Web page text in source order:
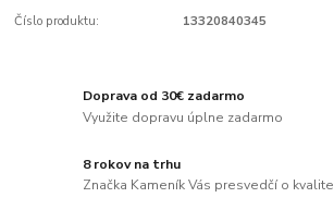
Číslo produktu: 13320840345
Doprava od 30€ zadarmo
Využite dopravu úplne zadarmo
8 rokov na trhu
Značka Kameník Vás presvedčí o kvalite